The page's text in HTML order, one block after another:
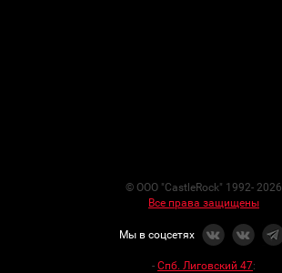
© ООО "CastleRock" 1992- 2026
Все права защищены
Мы в соцсетях
- Спб. Лиговский 47: